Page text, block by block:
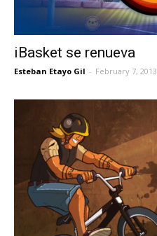
iBasket se renueva
Esteban Etayo Gil - February 7, 2013